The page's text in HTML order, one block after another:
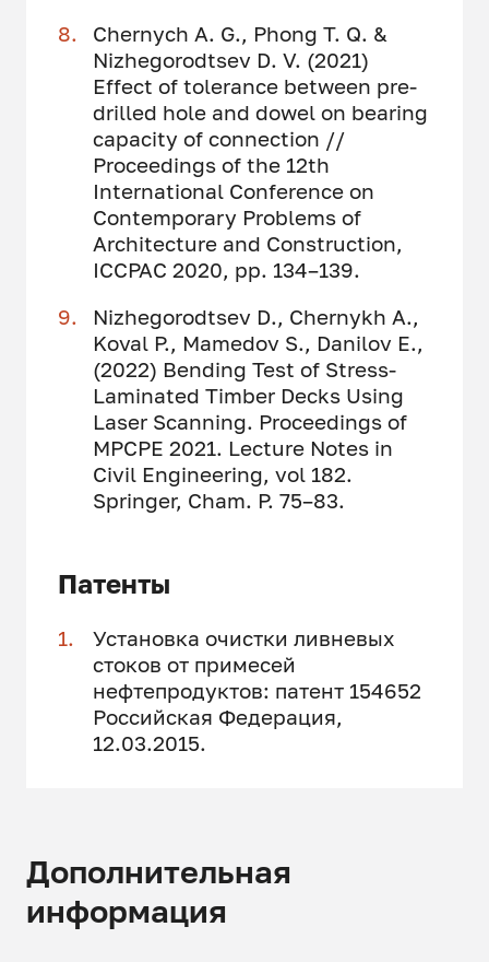
Chernych A. G., Phong T. Q. &
Nizhegorodtsev D. V. (2021)
Effect of tolerance between pre-
drilled hole and dowel on bearing
capacity of connection //
Proceedings of the 12th
International Conference on
Contemporary Problems of
Architecture and Construction,
ICCPAC 2020, рр. 134–139.
Nizhegorodtsev D., Chernykh A.,
Koval P., Mamedov S., Danilov E.,
(2022) Bending Test of Stress-
Laminated Timber Decks Using
Laser Scanning. Proceedings of
MPCPE 2021. Lecture Notes in
Civil Engineering, vol 182.
Springer, Cham. P. 75–83.
Патенты
Установка очистки ливневых
стоков от примесей
нефтепродуктов: патент 154652
Российская Федерация,
12.03.2015.
Дополнительная
информация